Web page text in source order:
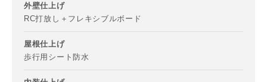
外壁仕上げ
RC打放し＋フレキシブルボード
屋根仕上げ
歩行用シート防水